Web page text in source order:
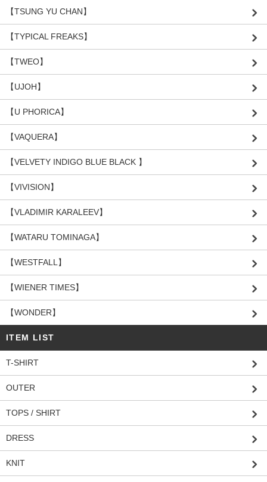
【TSUNG YU CHAN】
【TYPICAL FREAKS】
【TWEO】
【UJOH】
【U PHORICA】
【VAQUERA】
【VELVETY INDIGO BLUE BLACK 】
【VIVISION】
【VLADIMIR KARALEEV】
【WATARU TOMINAGA】
【WESTFALL】
【WIENER TIMES】
【WONDER】
ITEM LIST
T-SHIRT
OUTER
TOPS / SHIRT
DRESS
KNIT